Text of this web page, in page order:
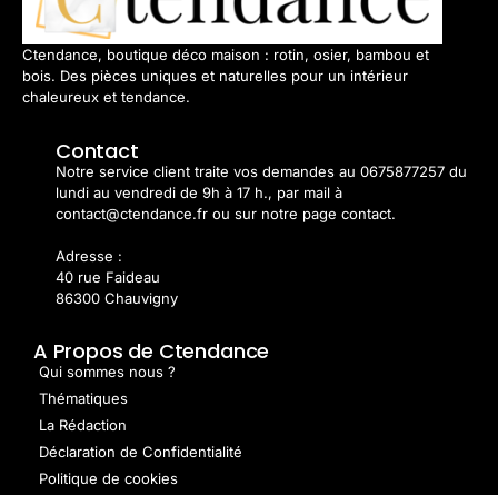
Ctendance, boutique déco maison : rotin, osier, bambou et
bois. Des pièces uniques et naturelles pour un intérieur
chaleureux et tendance.
Contact
Notre service client traite vos demandes au 0675877257 du
lundi au vendredi de 9h à 17 h., par mail à
contact@ctendance.fr ou sur notre page contact.
Adresse :
40 rue Faideau
86300 Chauvigny
A Propos de Ctendance
Qui sommes nous ?
Thématiques
La Rédaction
Déclaration de Confidentialité
Politique de cookies